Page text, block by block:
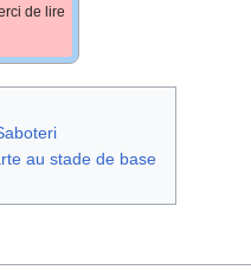
de lire
au stade de base